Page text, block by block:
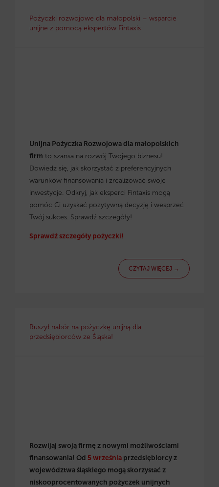
Pożyczki rozwojowe dla małopolski – wsparcie
unijne z pomocą ekspertów Fintaxis
Unijna Pożyczka Rozwojowa dla małopolskich
firm to szansa na rozwój Twojego biznesu!
Dowiedz się, jak skorzystać z preferencyjnych
warunków finansowania i zrealizować swoje
inwestycje. Odkryj, jak eksperci Fintaxis mogą
pomóc Ci uzyskać pozytywną decyzję i wesprzeć
Twój sukces. Sprawdź szczegóły!
Sprawdź szczegóły pożyczki!
CZYTAJ WIĘCEJ →
Ruszył nabór na pożyczkę unijną dla
przedsiębiorców ze Śląska!
Rozwijaj swoją firmę z nowymi możliwościami
finansowania! Od 5 września przedsiębiorcy z
województwa śląskiego mogą skorzystać z
niskooprocentowanych pożyczek unijnych